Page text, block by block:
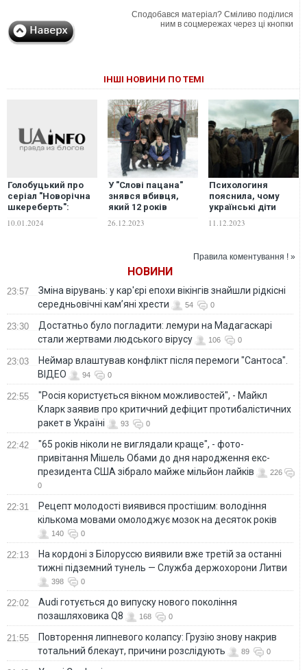
Сподобався матеріал? Сміливо поділися
ним в соцмережах через ці кнопки
ІНШІ НОВИНИ ПО ТЕМІ
Голобуцький про
серіал "Новорічна
шкереберть":
Сподіваюсь, не
тільки я звернув
10.01.2024
У "Слові пацана"
знявся вбивця,
який 12 років
ховався від
слідства: свідки
26.12.2023
Психологиня
пояснила, чому
українські діти
"підсіли" на
скандальний
11.12.2023
Правила коментування ! »
НОВИНИ
23:57
Зміна вірувань: у кар'єрі епохи вікінгів знайшли рідкісні
середньовічні кам’яні хрести
54 0
23:30
Достатньо було погладити: лемури на Мадагаскарі
стали жертвами людського вірусу
106 0
23:03
Неймар влаштував конфлікт після перемоги "Сантоса".
ВІДЕО
94 0
22:55
"Росія користується вікном можливостей", - Майкл
Кларк заявив про критичний дефіцит протибалістичних
ракет в Україні
93 0
22:42
"65 років ніколи не виглядали краще", - фото-
привітання Мішель Обами до дня народження екс-
президента США зібрало майже мільйон лайків
226
0
22:31
Рецепт молодості виявився простішим: володіння
кількома мовами омолоджує мозок на десяток років
140 0
22:13
На кордоні з Білоруссю виявили вже третій за останні
тижні підземний тунель — Служба держохорони Литви
398 0
22:02
Audi готується до випуску нового покоління
позашляховика Q8
168 0
21:55
Повторення липневого колапсу: Грузію знову накрив
тотальний блекаут, причини розслідують
89 0